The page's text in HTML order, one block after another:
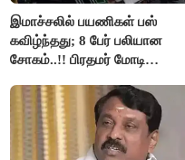
இமாச்சலில் பயணிகள் பஸ்
கவிழ்ந்தது; 8 பேர் பலியான
சோகம்..!! பிரதமர் மோடி